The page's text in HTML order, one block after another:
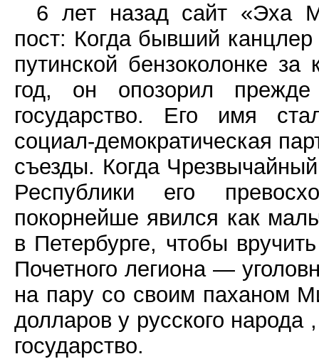
6 лет назад сайт «Эха
пост: Когда бывший
путинской бензоколонке
год, он опозорил
государство. Его имя
социал-демократическая
съезды. Когда
Республики его
покорнейше явился как
в Петербурге, чтобы
Почетного легиона —
на пару со своим паханом
долларов у русского
государство.